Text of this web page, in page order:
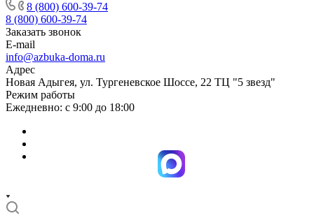
8 (800) 600-39-74
8 (800) 600-39-74
Заказать звонок
E-mail
info@azbuka-doma.ru
Адрес
Новая Адыгея, ул. Тургеневское Шоссе, 22 ТЦ "5 звезд"
Режим работы
Ежедневно: с 9:00 до 18:00